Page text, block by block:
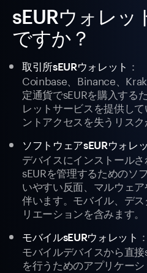
sEURウォレッ
ですか？
取引所sEURウォレット ：
Coinbase、Binance、
定通貨でsEURを購入する
レットサービスを提供し
ントアクセスを失うリスク
ソフトウェアsEURウォレ
デバイスにインストール
sEURを管理するためのソ
いやすい反面、マルウェ
伴います。モバイル、デ
リエーションを含みます。
モバイルsEURウォレット ：
モバイルデバイスから直
を行うためのアプリケーシ